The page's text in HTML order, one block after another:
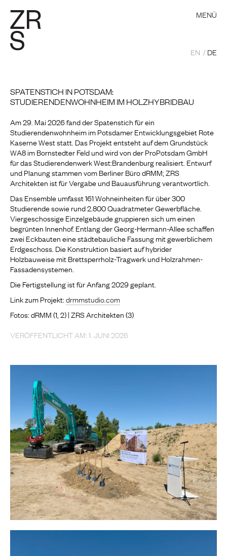
MENÜ
EN DE
SPATENSTICH IN POTSDAM:
STUDIERENDENWOHNHEIM IM HOLZHYBRIDBAU
Am 29. Mai 2026 fand der Spatenstich für ein
Studierendenwohnheim im Potsdamer Entwicklungsgebiet Rote
Kaserne West statt. Das Projekt entsteht auf dem Grundstück
WA8 im Bornstedter Feld und wird von der ProPotsdam GmbH
für das Studierendenwerk West:Brandenburg realisiert. Entwurf
und Planung stammen vom Berliner Büro dRMM; ZRS
Architekten ist für Vergabe und Bauausführung verantwortlich.
Das Ensemble umfasst 161 Wohneinheiten für über 300
Studierende sowie rund 2.800 Quadratmeter Gewerbfläche.
Viergeschossige Einzelgebäude gruppieren sich um einen
begrünten Innenhof. Entlang der Georg-Hermann-Allee schaffen
zwei Eckbauten eine städtebauliche Fassung mit gewerblichem
Erdgeschoss. Die Konstruktion basiert auf hybrider
Holzbauweise mit Brettsperrholz-Tragwerk und Holzrahmen-
Fassadensystemen.
Die Fertigstellung ist für Anfang 2029 geplant.
Link zum Projekt:drmmstudio.com
Fotos: dRMM (1, 2) | ZRS Architekten (3)
VERÖFFENTLICHT AM: 1. JUNI 2026